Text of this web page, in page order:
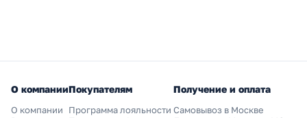
О компании
О компании
Покупателям
Программа лояльности
Получение и оплата
Самовывоз в Москве